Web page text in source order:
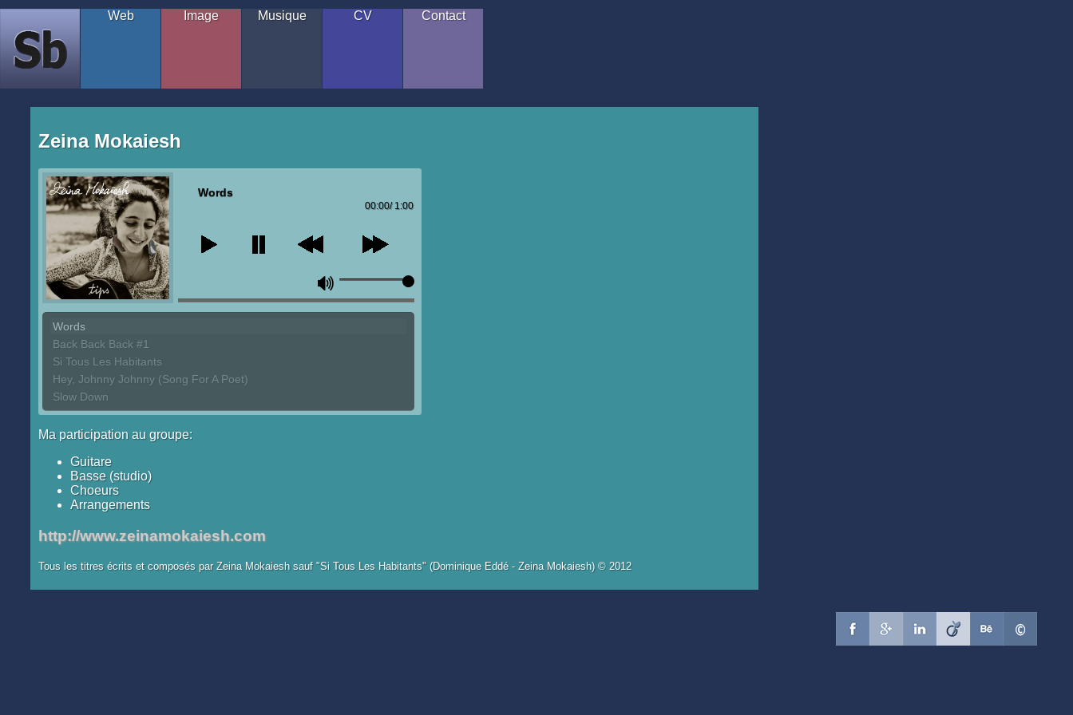
Web Image Musique CV Contact
Zeina Mokaiesh
Words
/ 1:00
00:00
Words
Back Back Back #1
Si Tous Les Habitants
Hey, Johnny Johnny (Song For A Poet)
Slow Down
Ma participation au groupe:
Guitare
Basse (studio)
Choeurs
Arrangements
http://www.zeinamokaiesh.com
Tous les titres écrits et composés par Zeina Mokaiesh sauf "Si Tous Les Habitants" (Dominique Eddé - Zeina Mokaiesh) © 2012